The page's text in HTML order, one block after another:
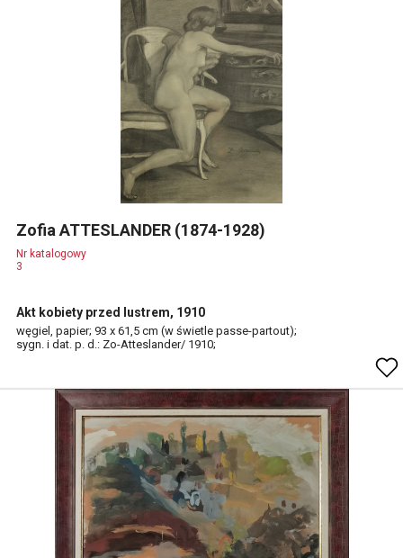
Zofia ATTESLANDER (1874-1928)
Nr katalogowy
3
Akt kobiety przed lustrem, 1910
węgiel, papier; 93 x 61,5 cm (w świetle passe-partout);
sygn. i dat. p. d.: Zo-Atteslander/ 1910;